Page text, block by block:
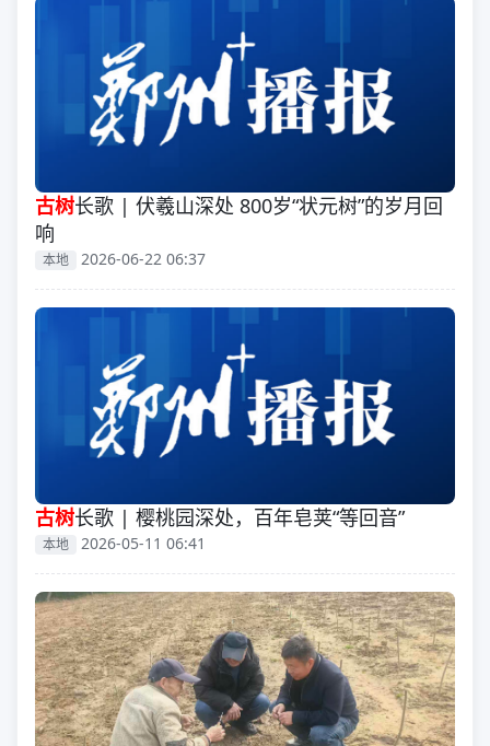
古树长歌 | 伏羲山深处 800岁“状元树”的岁月回
响
本地 2026-06-22 06:37
古树长歌 | 樱桃园深处，百年皂荚“等回音”
本地 2026-05-11 06:41